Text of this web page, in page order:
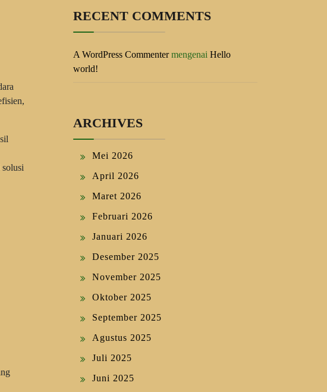
RECENT COMMENTS
A WordPress Commentermengenai Hello
world!
ARCHIVES
Mei 2026
April 2026
Maret 2026
Februari 2026
Januari 2026
Desember 2025
November 2025
Oktober 2025
September 2025
Agustus 2025
Juli 2025
Juni 2025